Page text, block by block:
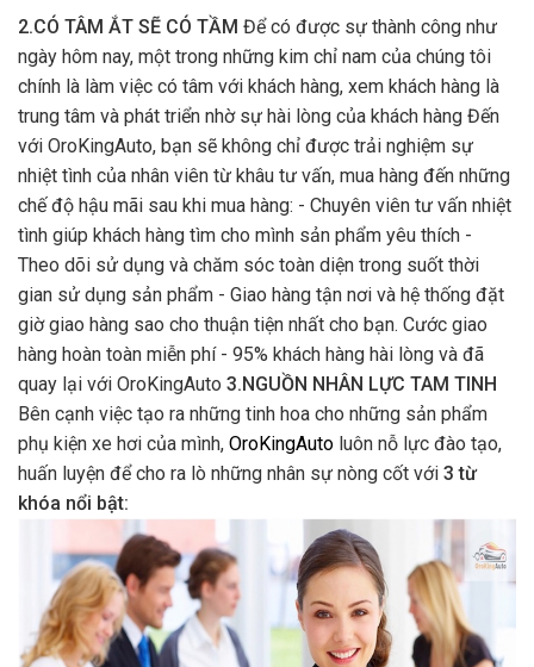
2.CÓ TÂM ẮT SẼ CÓ TẦM Để có được sự thành công như
ngày hôm nay, một trong những kim chỉ nam của chúng tôi
chính là làm việc có tâm với khách hàng, xem khách hàng là
trung tâm và phát triển nhờ sự hài lòng của khách hàng Đến
với OroKingAuto, bạn sẽ không chỉ được trải nghiệm sự
nhiệt tình của nhân viên từ khâu tư vấn, mua hàng đến những
chế độ hậu mãi sau khi mua hàng: - Chuyên viên tư vấn nhiệt
tình giúp khách hàng tìm cho mình sản phẩm yêu thích -
Theo dõi sử dụng và chăm sóc toàn diện trong suốt thời
gian sử dụng sản phẩm - Giao hàng tận nơi và hệ thống đặt
giờ giao hàng sao cho thuận tiện nhất cho bạn. Cước giao
hàng hoàn toàn miễn phí - 95% khách hàng hài lòng và đã
quay lại với OroKingAuto 3.NGUỒN NHÂN LỰC TAM TINH
Bên cạnh việc tạo ra những tinh hoa cho những sản phẩm
phụ kiện xe hơi của mình, OroKingAuto luôn nỗ lực đào tạo,
huấn luyện để cho ra lò những nhân sự nòng cốt với 3 từ
khóa nổi bật: